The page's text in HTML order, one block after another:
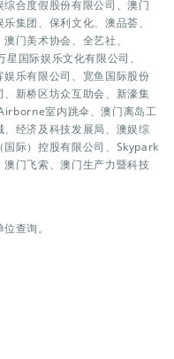
合度假股份有限公司、澳门
集团、保利文化、澳品荟、
门美术协会、全艺社、
国际娱乐文化有限公司、
乐有限公司、宽鱼国际股份
新桥区坊众互助会、新濠集
室内跳伞、澳门离岛工
经济及科技发展局、澳娱综
际）控股有限公司、Skypark
门飞索、澳门生产力暨科技
查询。